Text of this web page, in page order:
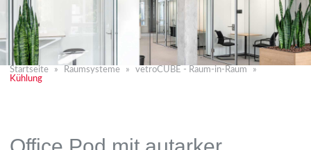
Startseite Raumsysteme
vetroCUBE - Raum-in-Raum
Kühlung